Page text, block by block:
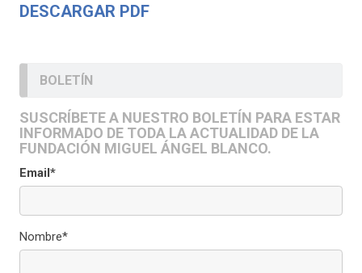
DESCARGAR PDF
BOLETÍN
SUSCRÍBETE A NUESTRO BOLETÍN PARA ESTAR
INFORMADO DE TODA LA ACTUALIDAD DE LA
FUNDACIÓN MIGUEL ÁNGEL BLANCO.
Email*
Nombre*